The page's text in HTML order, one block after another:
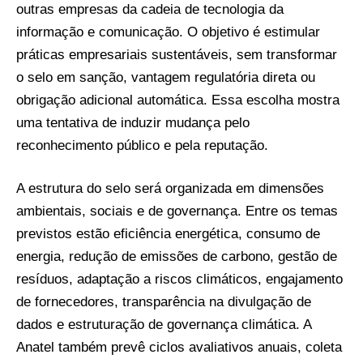
outras empresas da cadeia de tecnologia da
informação e comunicação. O objetivo é estimular
práticas empresariais sustentáveis, sem transformar
o selo em sanção, vantagem regulatória direta ou
obrigação adicional automática. Essa escolha mostra
uma tentativa de induzir mudança pelo
reconhecimento público e pela reputação.
A estrutura do selo será organizada em dimensões
ambientais, sociais e de governança. Entre os temas
previstos estão eficiência energética, consumo de
energia, redução de emissões de carbono, gestão de
resíduos, adaptação a riscos climáticos, engajamento
de fornecedores, transparência na divulgação de
dados e estruturação de governança climática. A
Anatel também prevê ciclos avaliativos anuais, coleta